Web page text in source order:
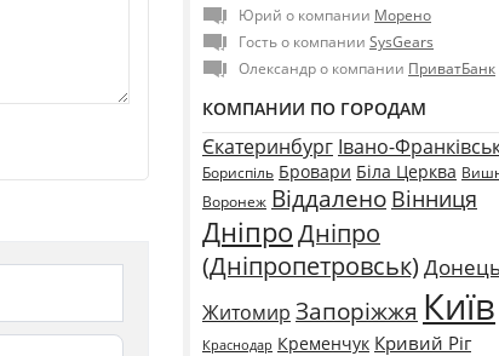
Юрий о компании Морено
Гость о компании SysGears
Олександр о компании ПриватБанк
КОМПАНИИ ПО ГОРОДАМ
Єкатеринбург Івано-
Бориспіль Бровари Біла Церква
Воронеж Віддалено Вінниця
ДніпроДніпро
(Дніпропетровськ)
Житомир Запоріжжя Київ
Краснодар Кременчук Кривий Ріг